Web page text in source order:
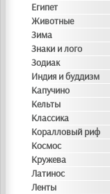
Египет
Животные
Зима
Знаки и лого
Зодиак
Индия и буддизм
Капучино
Кельты
Классика
Коралловый риф
Космос
Кружева
Латинос
Ленты